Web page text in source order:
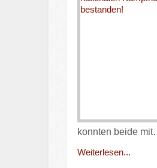
konnten beide
Weiterlesen...